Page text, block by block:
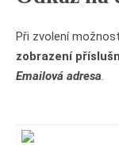
Při zvolení
zobrazení
Emailová adresa